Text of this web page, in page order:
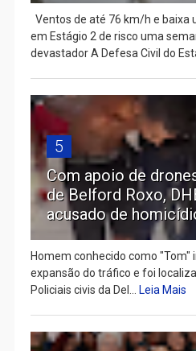
Ventos de até 76 km/h e baixa
em Estágio 2 de risco uma
devastador A Defesa Civil do
5
Com apoio de
de Belford Roxo,
acusado de
Homem conhecido como "Tom"
expansão do tráfico e foi
Policiais civis da Del...
Leia Mais